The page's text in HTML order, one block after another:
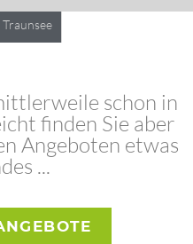
Traunsee
schon in
finden Sie aber
Angeboten etwas
...